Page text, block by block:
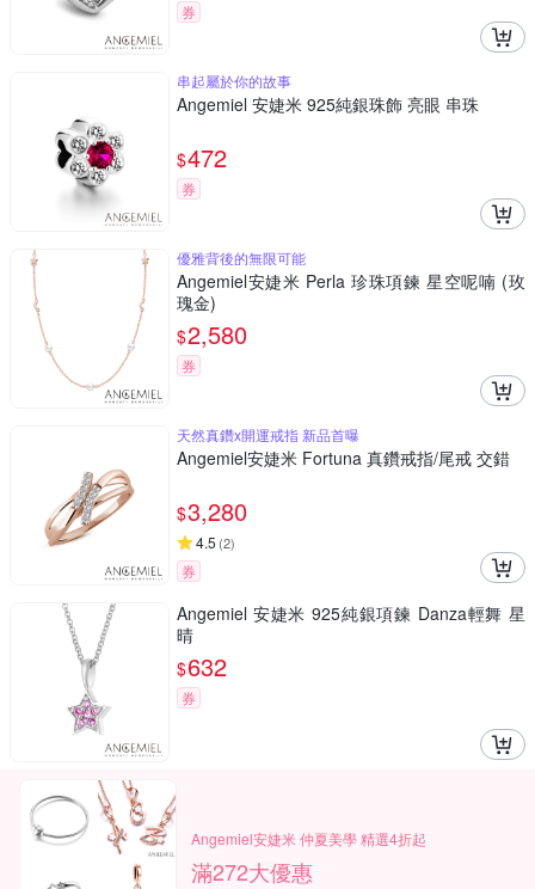
券
串起屬於你的故事
Angemiel 安婕米 925純銀珠飾 亮眼 串珠
$472
券
優雅背後的無限可能
Angemiel安婕米 Perla 珍珠項鍊 星空呢喃 (玫
瑰金)
$2,580
券
天然真鑽x開運戒指 新品首曝
Angemiel安婕米 Fortuna 真鑽戒指/尾戒 交錯
$3,280
4.5 (2)
券
Angemiel 安婕米 925純銀項鍊 Danza輕舞 星
晴
$632
券
Angemiel安婕米 仲夏美學 精選4折起
滿272大優惠